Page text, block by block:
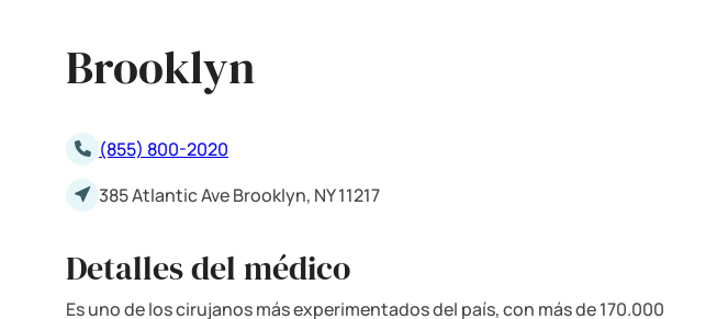
Brooklyn
(855) 800-2020
385 Atlantic Ave Brooklyn, NY 11217
Detalles del médico
Es uno de los cirujanos más experimentados del país, con más de 170.000